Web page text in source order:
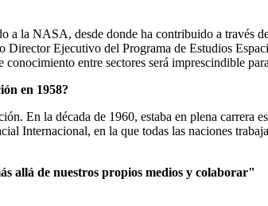
la NASA, desde donde ha contribuido a través
Ejecutivo del Programa de Estudios
entre sectores será imprescindible
en 1958?
En la década de 1960, estaba en plena
Internacional, en la que todas las naciones
allá de nuestros propios medios y colaborar"